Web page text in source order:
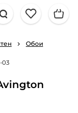
Обои
03